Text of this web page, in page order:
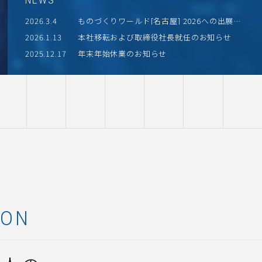
2026.3.4 ものづくりワールド[名古屋] 2026への出展の
お知らせ
2026.1.13
本社移転および取締役社長就任のお知らせ
2025.12.17
年末年始休業のお知らせ